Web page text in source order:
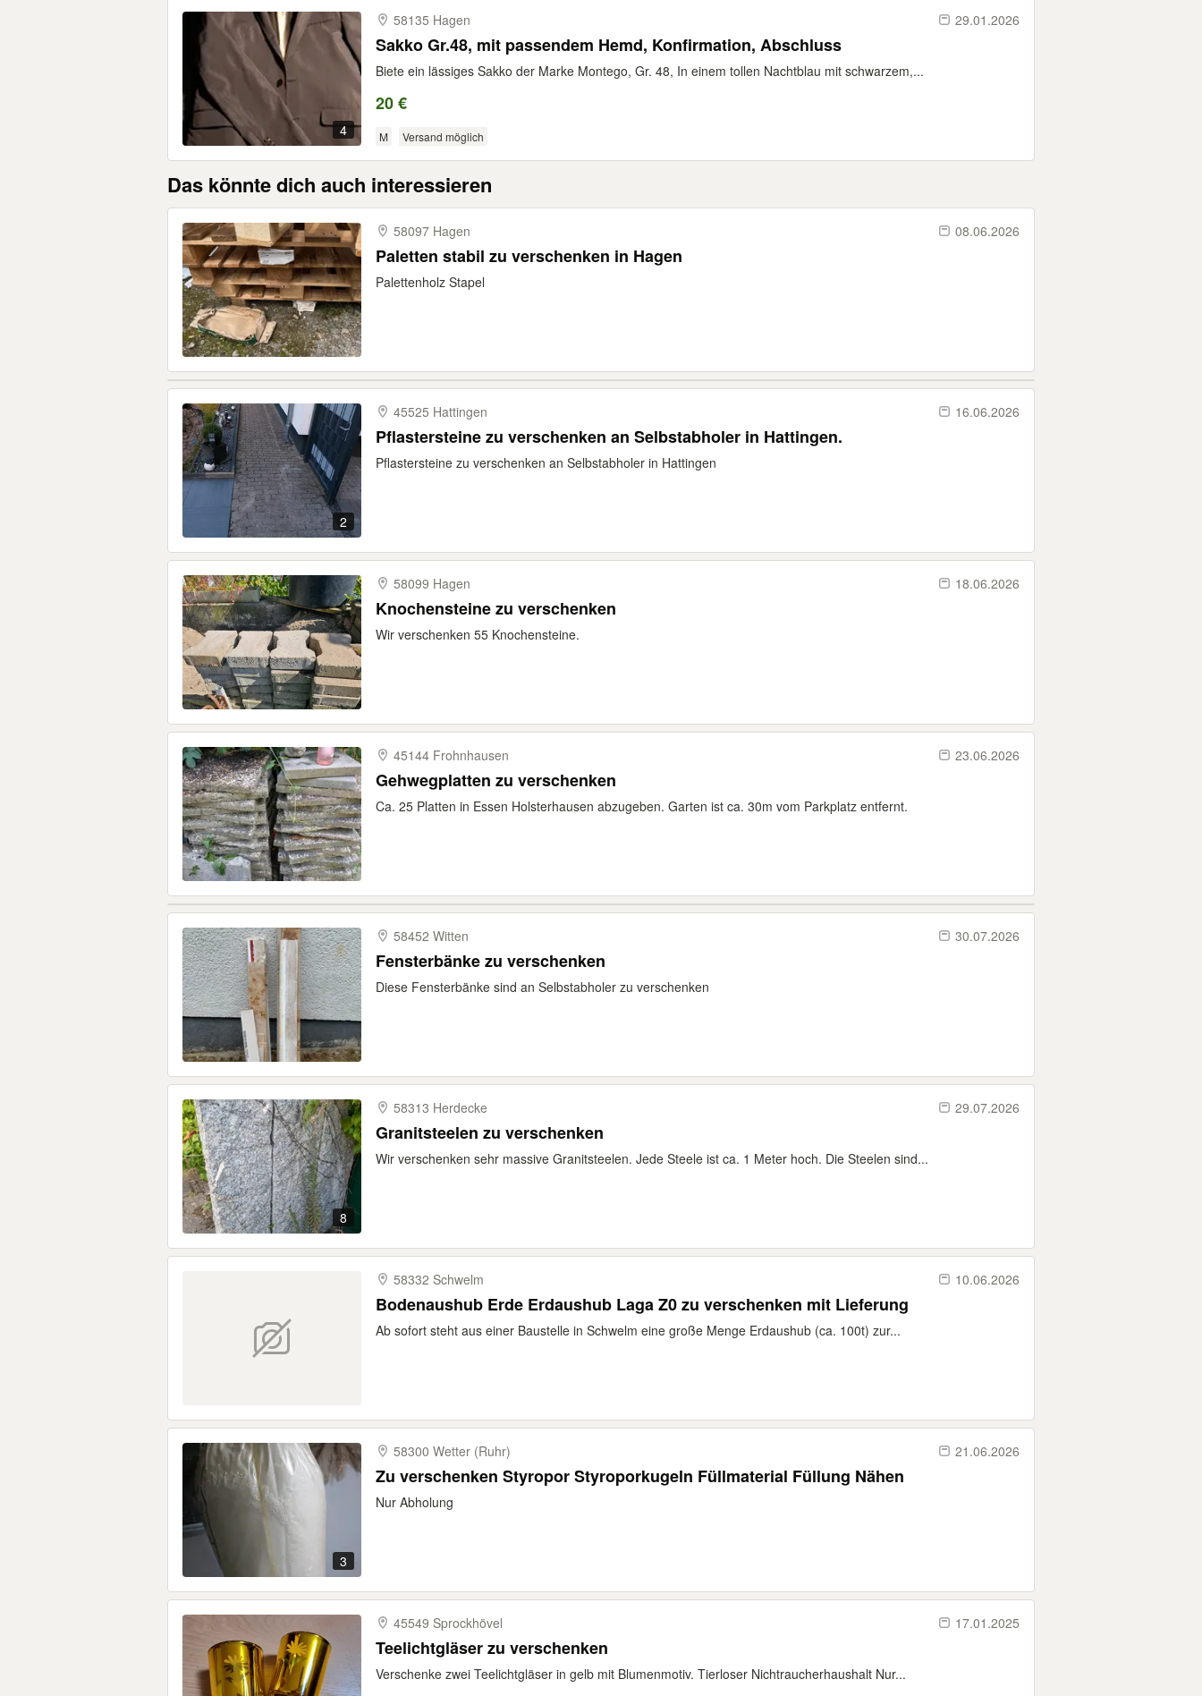
4
58135 Hagen 29.01.2026
Sakko Gr.48, mit passendem Hemd, Konfirmation, Abschluss
Biete ein lässiges Sakko der Marke Montego, Gr. 48, In einem tollen Nachtblau mit schwarzem,...
20 €
M Versand möglich
Das könnte dich auch interessieren
58097 Hagen 08.06.2026
Paletten stabil zu verschenken in Hagen
Palettenholz Stapel
2
45525 Hattingen 16.06.2026
Pflastersteine zu verschenken an Selbstabholer in Hattingen.
Pflastersteine zu verschenken an Selbstabholer in Hattingen
58099 Hagen 18.06.2026
Knochensteine zu verschenken
Wir verschenken 55 Knochensteine.
45144 Frohnhausen 23.06.2026
Gehwegplatten zu verschenken
Ca. 25 Platten in Essen Holsterhausen abzugeben. Garten ist ca. 30m vom Parkplatz entfernt.
58452 Witten 30.07.2026
Fensterbänke zu verschenken
Diese Fensterbänke sind an Selbstabholer zu verschenken
8
58313 Herdecke 29.07.2026
Granitsteelen zu verschenken
Wir verschenken sehr massive Granitsteelen. Jede Steele ist ca. 1 Meter hoch. Die Steelen sind...
58332 Schwelm 10.06.2026
Bodenaushub Erde Erdaushub Laga Z0 zu verschenken mit Lieferung
Ab sofort steht aus einer Baustelle in Schwelm eine große Menge Erdaushub (ca. 100t) zur...
3
58300 Wetter (Ruhr) 21.06.2026
Zu verschenken Styropor Styroporkugeln Füllmaterial Füllung Nähen
Nur Abholung
45549 Sprockhövel 17.01.2025
Teelichtgläser zu verschenken
Verschenke zwei Teelichtgläser in gelb mit Blumenmotiv. Tierloser Nichtraucherhaushalt Nur...